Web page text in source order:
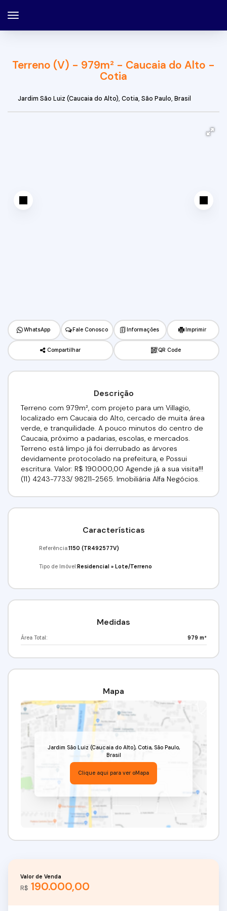
Terreno (V) - 979m² - Caucaia do Alto -
Cotia
Jardim São Luiz (Caucaia do Alto), Cotia, São Paulo, Brasil
WhatsApp Fale Conosco Informações Imprimir
Compartilhar QR Code
Descrição
Terreno com 979m², com projeto para um Villagio,
localizado em Caucaia do Alto, cercado de muita área
verde, e tranquilidade. A pouco minutos do centro de
Caucaia, próximo a padarias, escolas, e mercados.
Terreno está limpo já foi derrubado as árvores
devidamente protocolado na prefeitura, e Possui
escritura. Valor: R$ 190.000,00 Agende já a sua visita!!!
(11) 4243-7733/ 98211-2565. Imobiliária Alfa Negócios.
Características
Referência:1150 (TR492577V)
Tipo de Imóvel:Residencial »Lote/Terreno
Medidas
Área Total: 979 m²
Mapa
Jardim São Luiz (Caucaia do Alto), Cotia, São Paulo,
Brasil
Clique aqui para ver oMapa
R$ 190.000,00
Valor de Venda